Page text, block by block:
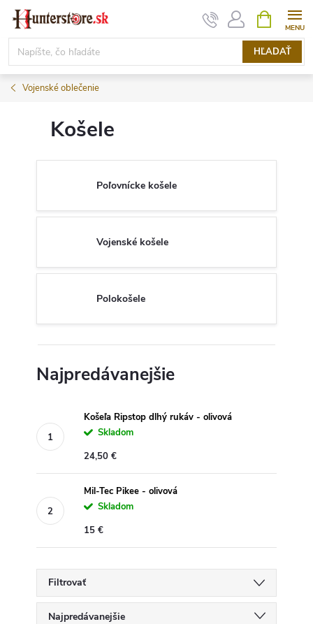
Prejsť
obsah
HĽADAŤ
KOŠÍK
Vojenské oblečenie
Košele
Poľovnícke košele
Vojenské košele
Polokošele
Najpredávanejšie
Košeľa Ripstop dlhý rukáv - olivová
Skladom
24,50 €
Mil-Tec Pikee - olivová
Skladom
15 €
Filtrovať
Najpredávanejšie